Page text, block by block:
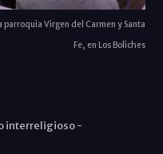
parroquia Virgen del Carmen y Santa
Fe, en Los Boliches
interreligioso-